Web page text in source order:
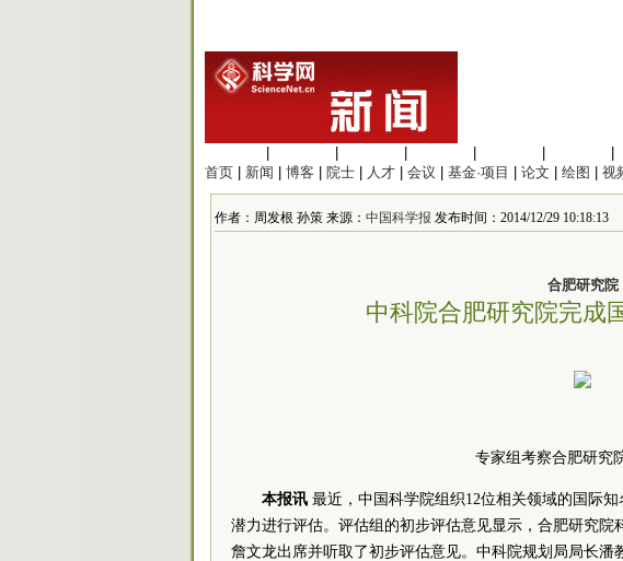
首页
新闻 博客 院士 人才 会议 基金·项目 论文 绘图 视
作者：周发根 孙策 来源： 中国科学报 发布时间：2014/12/29 10:18:13
合肥研究院
中科院合肥研究院完成
专家组考察合肥研究
本报讯 最近，中国科学院组织12位相关领域的国际
潜力进行评估。评估组的初步评估意见显示，合肥研究
詹文龙出席并听取了初步评估意见。中科院规划局局长